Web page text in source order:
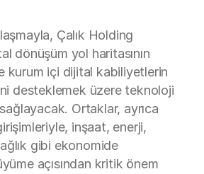
Çalık Holding
dönüşüm yol haritasının
kurum içi dijital kabiliyetlerin
desteklemek üzere teknoloji
Ortaklar, ayrıca
inşaat, enerji,
gibi ekonomide
açısından kritik önem